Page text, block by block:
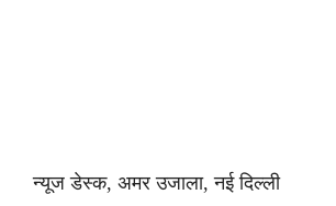
न्यूज डेस्क, अमर उजाला, नई दिल्ली